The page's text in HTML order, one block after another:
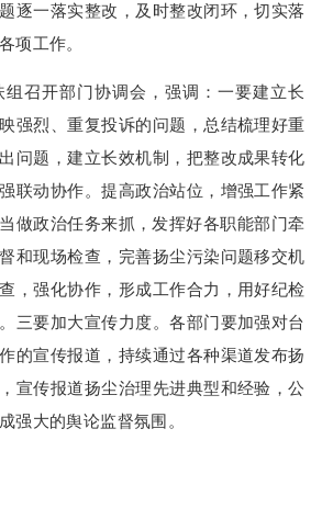
逐一落实整改，及时整改闭环，切实落
项工作。
组召开部门协调会，强调：一要建立长
强烈、重复投诉的问题，总结梳理好重
问题，建立长效机制，把整改成果转化
联动协作。提高政治站位，增强工作紧
做政治任务来抓，发挥好各职能部门牵
和现场检查，完善扬尘污染问题移交机
，强化协作，形成工作合力，用好纪检
三要加大宣传力度。各部门要加强对台
的宣传报道，持续通过各种渠道发布扬
宣传报道扬尘治理先进典型和经验，公
强大的舆论监督氛围。